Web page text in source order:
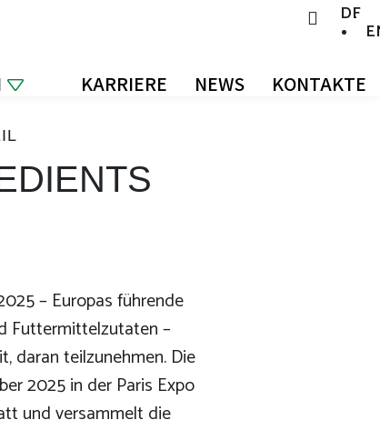
DE
KARRIERE NEWS KONTAKTE
– Europas führende
Futtermittelzutaten –
daran teilzunehmen. Die
2025 in der Paris Expo
und versammelt die